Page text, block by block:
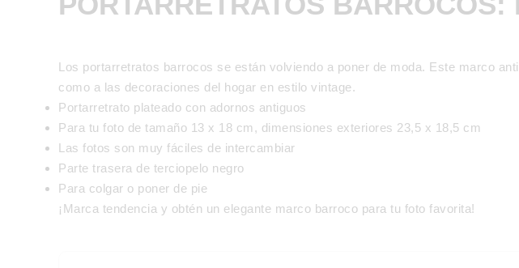
Los portarretratos barrocos se están volviendo a poner de moda. Este marco
como a las decoraciones del hogar en estilo vintage.
Portarretrato plateado con adornos antiguos
Para tu foto de tamaño 13 x 18 cm, dimensiones exteriores 23,5 x 18,5 cm
Las fotos son muy fáciles de intercambiar
Parte trasera de terciopelo negro
Para colgar o poner de pie
¡Marca tendencia y obtén un elegante marco barroco para tu foto favorita!